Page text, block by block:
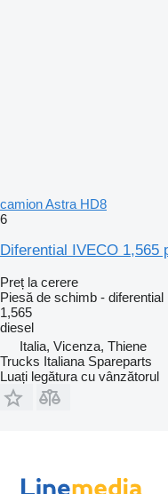
camion Astra HD8
6
Diferential IVECO 1,565
Preț la cerere
Piesă de schimb - diferential
1,565
diesel
Italia, Vicenza, Thiene
Trucks Italiana Spareparts
Luați legătura cu vânzătorul